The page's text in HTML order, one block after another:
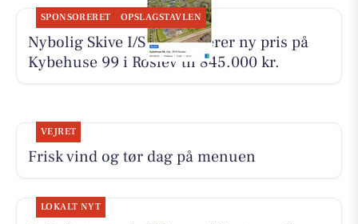
SPONSORERET OPSLAGSTAVLEN
Nybolig Skive I/S præsenterer ny pris på
Kybehuse 99 i Roslev til 845.000 kr.
VEJRET
Frisk vind og tør dag på menuen
LOKALT NYT